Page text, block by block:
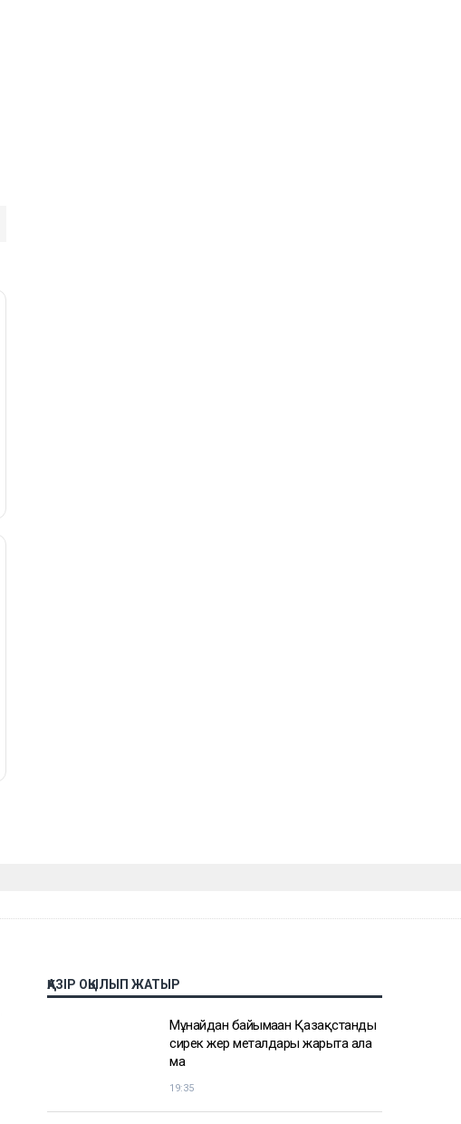
ҚАЗІР ОҚЫЛЫП ЖАТЫР
Мұнайдан байымаған Қазақстанды
сирек жер металдары жарыта ала
ма
19:35